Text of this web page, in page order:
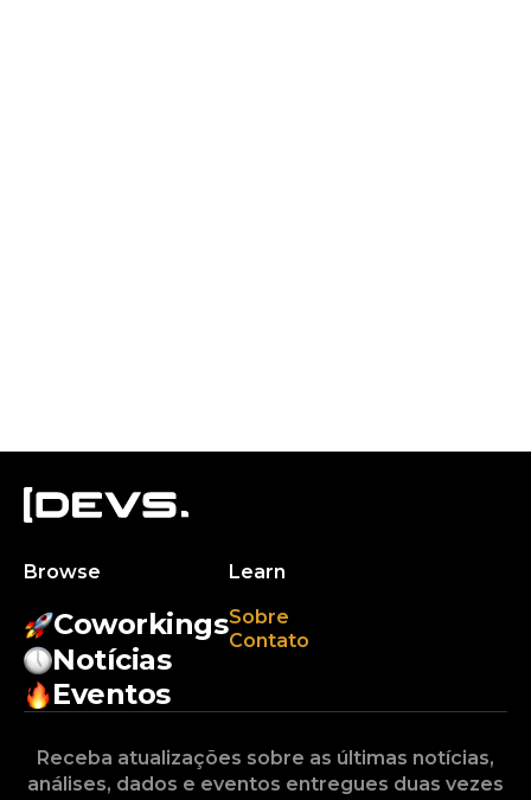
Browse
Coworkings
Notícias
Eventos
Learn
Sobre
Contato
Receba atualizações sobre as últimas notícias,
análises, dados e eventos entregues duas vezes